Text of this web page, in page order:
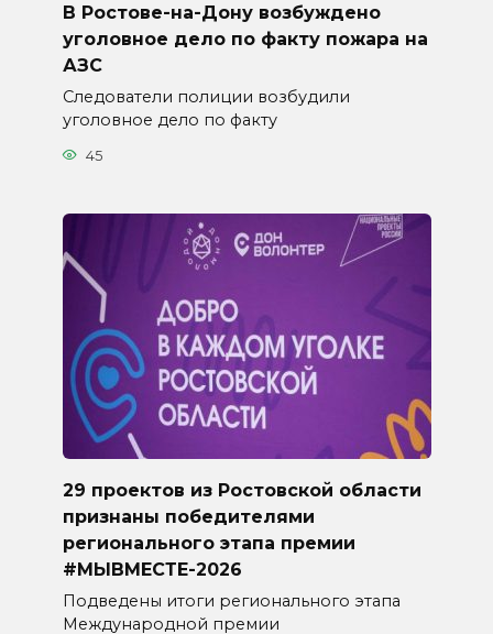
В Ростове-на-Дону возбуждено
уголовное дело по факту пожара на
АЗС
Следователи полиции возбудили
уголовное дело по факту
45
29 проектов из Ростовской области
признаны победителями
регионального этапа премии
#МЫВМЕСТЕ-2026
Подведены итоги регионального этапа
Международной премии